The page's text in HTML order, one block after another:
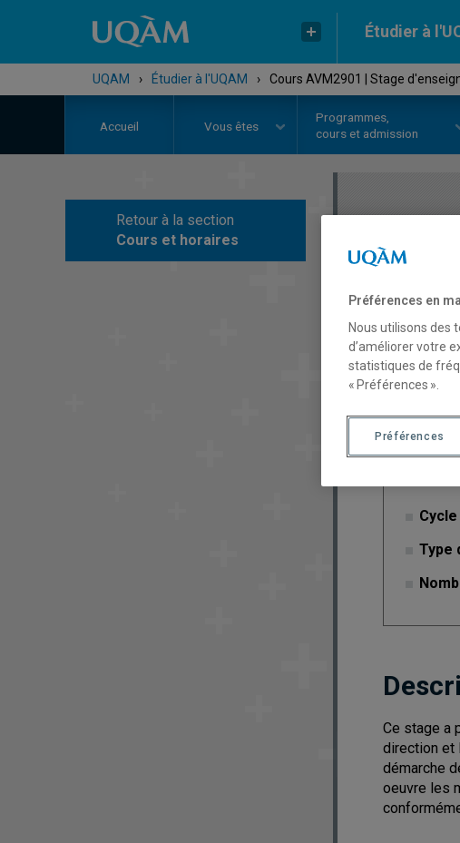
Étudier à
UQAM › Étudier à l'UQAM › Cours AVM2901 | Stage
Accueil Vous êtes
Programmes,
cours et admission
Retour à la section
Cours et horaires
Cycle
Type
Ce stage a
direction et
démarche
oeuvre les
Préférences en
Nous utilisons des
d’améliorer votre
statistiques de
« Préférences ».
Préférences